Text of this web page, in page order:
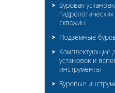
Буровая
скважин
Подземные
Комплектующие
установок и
инструменты
Буровые